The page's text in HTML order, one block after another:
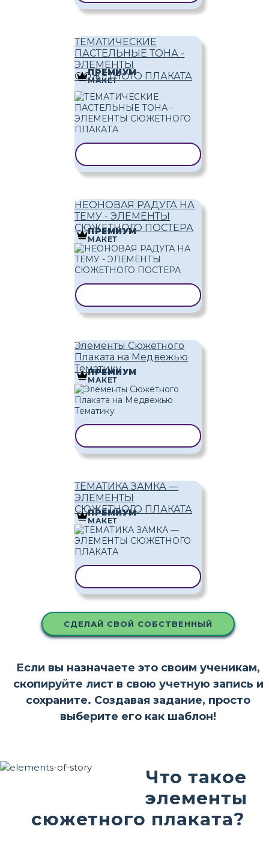
ТЕМАТИЧЕСКИЕ
ПАСТЕЛЬНЫЕ ТОНА -
ЭЛЕМЕНТЫ
СЮЖЕТНОГО ПЛАКАТА
ПРЕМИУМ
МАКЕТ
НЕОНОВАЯ РАДУГА НА
ТЕМУ - ЭЛЕМЕНТЫ
СЮЖЕТНОГО ПОСТЕРА
ПРЕМИУМ
МАКЕТ
Элементы Сюжетного
Плаката на Медвежью
Тематику
ПРЕМИУМ
МАКЕТ
ТЕМАТИКА ЗАМКА —
ЭЛЕМЕНТЫ
СЮЖЕТНОГО ПЛАКАТА
ПРЕМИУМ
МАКЕТ
СДЕЛАЙ СВОЙ СОБСТВЕННЫЙ
Если вы назначаете это своим ученикам,
скопируйте лист в свою учетную запись и
сохраните. Создавая задание, просто
выберите его как шаблон!
Что такое
элементы
сюжетного плаката?